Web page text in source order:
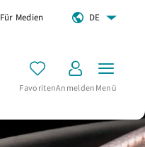
Für Medien DE
FavoritenAnmeldenMenü